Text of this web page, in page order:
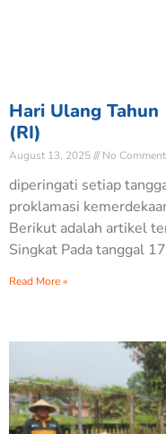
Hari Ulang
(RI)
August 13, 2025 No
diperingati setiap
proklamasi
Berikut adalah artikel
Singkat Pada tanggal 17
Read More »